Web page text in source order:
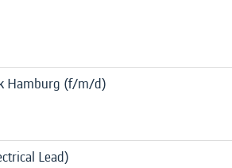
Hamburg (f/m/d)
Lead)